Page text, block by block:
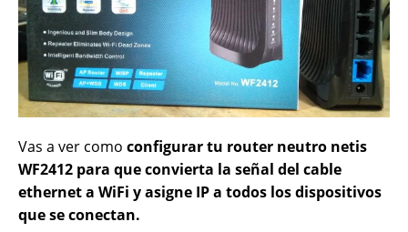
Vas a ver como configurar tu router neutro netis
WF2412 para que convierta la señal del cable
ethernet a WiFi y asigne IP a todos los dispositivos
que se conectan.